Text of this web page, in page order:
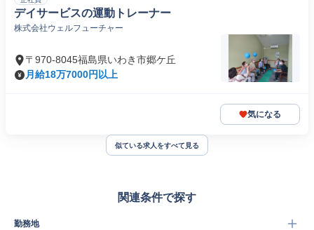
デイサービスの運動トレーナー
株式会社ウェルフューチャー
〒970-8045福島県いわき市郷ケ丘
月給18万7000円以上
気になる
似ている求人をすべて見る
関連条件で探す
勤務地